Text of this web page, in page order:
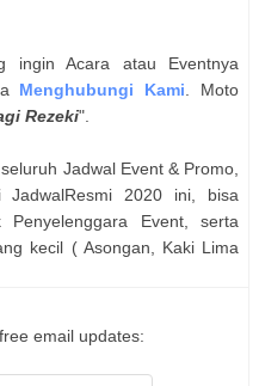
ingin Acara atau Eventnya
Menghubungi Kami . Moto
Rezeki".
Jadwal Event & Promo,
JadwalResmi 2020 ini, bisa
Event, serta
kecil ( Asongan, Kaki Lima
email updates: